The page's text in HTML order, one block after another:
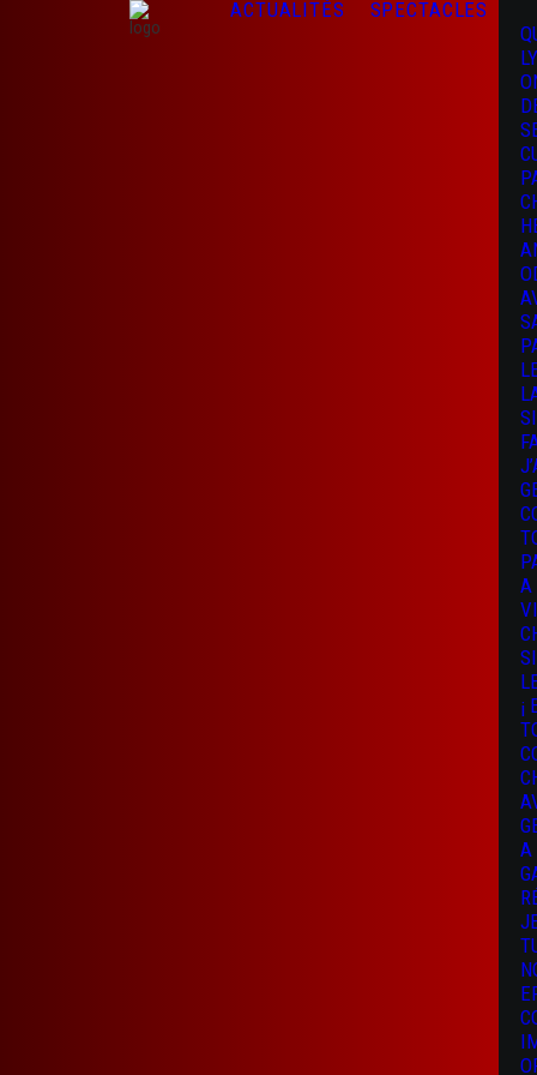
ACTUALITÉS
SPECTACLES
A
¡
A